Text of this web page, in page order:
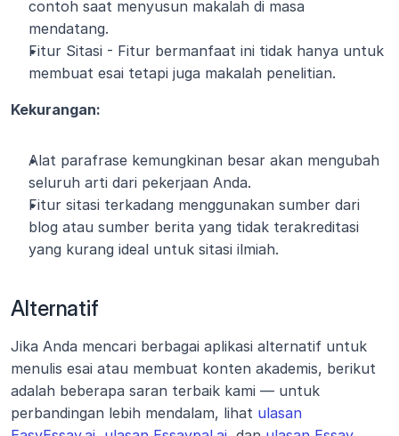
contoh saat menyusun makalah di masa
mendatang.
Fitur Sitasi - Fitur bermanfaat ini tidak hanya untuk
membuat esai tetapi juga makalah penelitian.
Kekurangan:
Alat parafrase kemungkinan besar akan mengubah
seluruh arti dari pekerjaan Anda.
Fitur sitasi terkadang menggunakan sumber dari
blog atau sumber berita yang tidak terakreditasi
yang kurang ideal untuk sitasi ilmiah.
Alternatif
Jika Anda mencari berbagai aplikasi alternatif untuk
menulis esai atau membuat konten akademis, berikut
adalah beberapa saran terbaik kami — untuk
perbandingan lebih mendalam, lihat ulasan